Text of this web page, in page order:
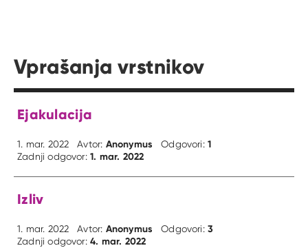
Vprašanja vrstnikov
Ejakulacija
1. mar. 2022 Avtor: Anonymus Odgovori:1
Zadnji odgovor:1. mar. 2022
Izliv
1. mar. 2022 Avtor: Anonymus Odgovori:3
Zadnji odgovor:4. mar. 2022